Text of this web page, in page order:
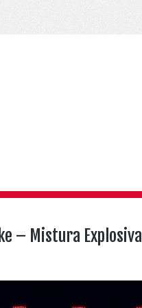
– Mistura Explosiva